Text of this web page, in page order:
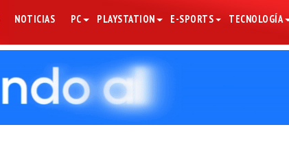
NOTICIAS PC PLAYSTATION E-SPORTS TECNOLOGÍA